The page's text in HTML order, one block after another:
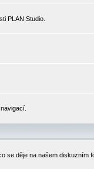
PLAN Studio.
se děje na našem diskuzním